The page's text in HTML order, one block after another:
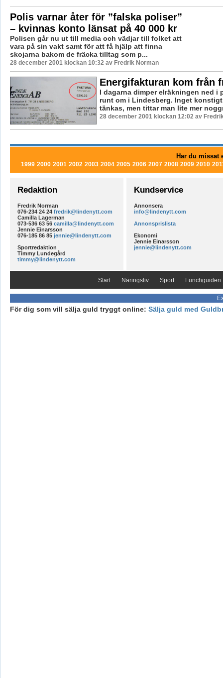
Polis varnar åter för ”falska poliser”
– kvinnas konto länsat på 40 000 kr
Polisen går nu ut till media och vädjar till folket att
vara på sin vakt samt för att få hjälp att finna
skojarna bakom de fräcka tilltag som p...
28 december 2001 klockan 10:32 av Fredrik Norman
Energifakturan kom från
I dagarna dimper elräkningen ned i
runt om i Lindesberg. Inget
tänkas, men tittar man lite mer
28 december 2001 klockan 12:02 av
Har du missat
1999 2000 2001 2002 2003 2004 2005 2006 2007 2008 2009 2010
Redaktion
Fredrik Norman
076-234 24 24 fredrik@lindenytt.com
Camilla Lagerman
073-536 63 56 camilla@lindenytt.com
Jennie Einarsson
076-185 86 85 jennie@lindenytt.com
Sportredaktion
Timmy Lundegård
timmy@lindenytt.com
Kundservice
Annonsera
info@lindenytt.com
Annonsprislista
Ekonomi
Jennie Einarsson
jennie@lindenytt.com
Start Näringsliv Sport Lunchguiden
För dig som vill sälja guld tryggt online: Sälja guld med